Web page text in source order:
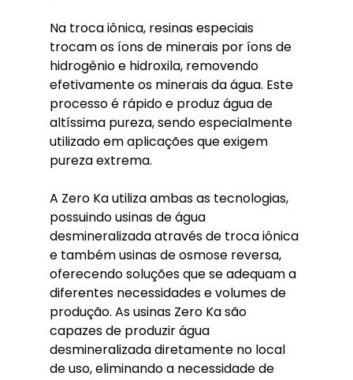
Na troca iônica, resinas especiais
trocam os íons de minerais por íons de
hidrogênio e hidroxila, removendo
efetivamente os minerais da água. Este
processo é rápido e produz água de
altíssima pureza, sendo especialmente
utilizado em aplicações que exigem
pureza extrema.
A Zero Ka utiliza ambas as tecnologias,
possuindo usinas de água
desmineralizada através de troca iônica
e também usinas de osmose reversa,
oferecendo soluções que se adequam a
diferentes necessidades e volumes de
produção. As usinas Zero Ka são
capazes de produzir água
desmineralizada diretamente no local
de uso, eliminando a necessidade de